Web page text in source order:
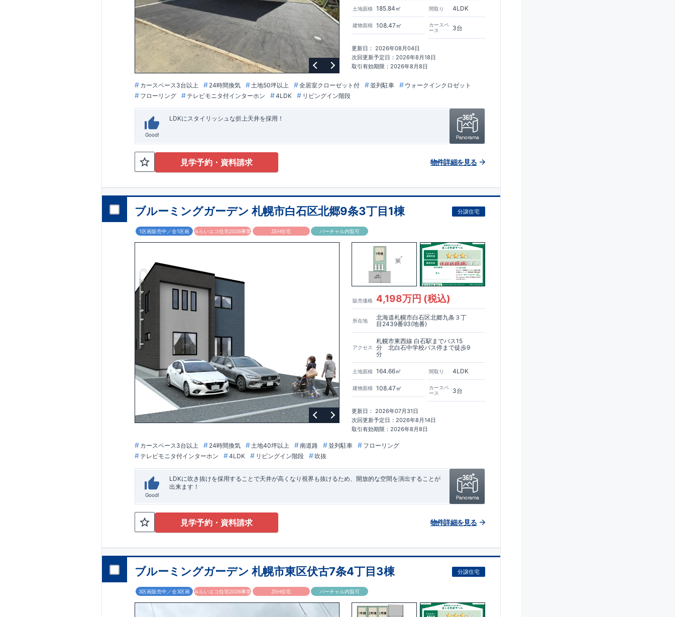
土地面積 185.84㎡
建物面積 108.47㎡
間取り 4LDK
カースペ
ース
3台
更新日： 2026年08月04日
次回更新予定日：2026年8月18日
取引有効期限：2026年8月8日
カースペース3台以上 24時間換気 土地50坪以上 全居室クローゼット付 並列駐車
ウォークインクロゼット
フローリング
テレビモニタ付インターホン 4LDK リビングイン階段
Good!
LDKにスタイリッシュな折上天井を採用！
見学予約・資料請求 物件詳細を見る
ブルーミングガーデン 札幌市白石区北郷9条3丁目1棟 分譲住宅
1区画販売中／全1区画 みらいエコ住宅2026事業 ZEH住宅 バーチャル内覧可
販売価格 4,198万円 (税込)
所在地
北海道札幌市白石区北郷九条３丁
目2439番93(地番)
アクセス
札幌市東西線 白石駅までバス15
分 北白石中学校バス停まで徒歩9
分
土地面積 164.66㎡
建物面積 108.47㎡
間取り 4LDK
カースペ
ース
3台
更新日： 2026年07月31日
次回更新予定日：2026年8月14日
取引有効期限：2026年8月8日
カースペース3台以上 24時間換気 土地40坪以上 南道路 並列駐車
フローリング
テレビモニタ付インターホン
4LDK リビングイン階段 吹抜
Good!
LDKに吹き抜けを採用することで天井が高くなり視界も抜けるため、開放的な空間を演出することが
出来ます！
見学予約・資料請求 物件詳細を見る
ブルーミングガーデン 札幌市東区伏古7条4丁目3棟 分譲住宅
3区画販売中／全3区画 みらいエコ住宅2026事業 ZEH住宅 バーチャル内覧可